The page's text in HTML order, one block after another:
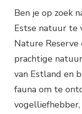
Ben je op zoek
Estse natuur te
Nature
prachtige
van Estland en
fauna om te